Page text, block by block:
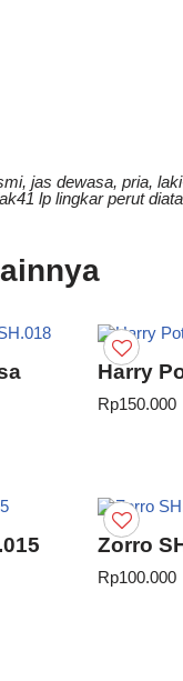
jas dewasa, pria,
lp lingkar perut
Harry
Rp150.000
Zorro
Rp100.000